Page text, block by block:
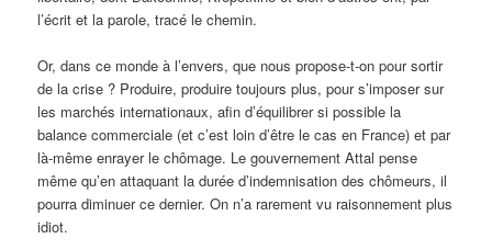
l’écrit et la parole, tracé le chemin.
Or, dans ce monde à l’envers, que nous propose-t-on pour sortir
de la crise ? Produire, produire toujours plus, pour s’imposer sur
les marchés internationaux, afin d’équilibrer si possible la
balance commerciale (et c’est loin d’être le cas en France) et par
là-même enrayer le chômage. Le gouvernement Attal pense
même qu’en attaquant la durée d’indemnisation des chômeurs, il
pourra diminuer ce dernier. On n’a rarement vu raisonnement plus
idiot.